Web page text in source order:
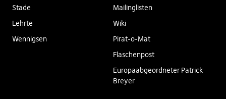
Stade
Lehrte
Wennigsen
Mailinglisten
Wiki
Pirat-o-Mat
Flaschenpost
Europaabgeordneter Patrick
Breyer